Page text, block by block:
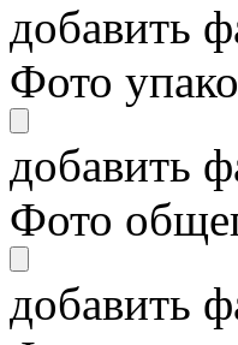
добавить
Фото
добавить
Фото
добавить